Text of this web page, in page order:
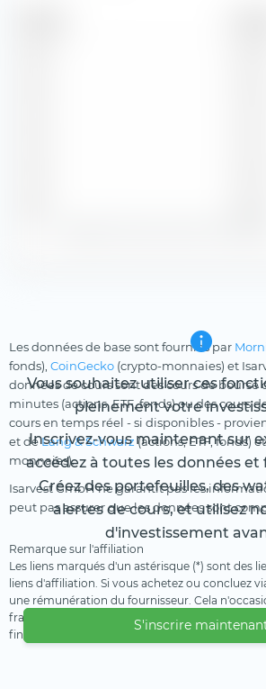
Vous souhaitez utiliser ces
pleinement votre
Inscrivez-vous maintenant sur
accédez à toutes les données
Créez des portefeuilles, des
alertes de cours, et utilisez
d'investissement
S'inscrire
Les données de base sont fournies par
fonds), CoinGecko (crypto-monnaies) et
données de cours sont des cours de bourse
minutes (actions, ETF, fonds) ou des cours
cours en temps réel - si disponibles -
et deLang & Schwarz(actions, ETF, fonds)
monnaies).
Isarvest GmbH ne garantit pas les
peut pas assurer que les données sont
Remarque sur l'affiliation
Les liens marqués d'un astérisque (*) sont des
liens d'affiliation. Si vous achetez ou concluez
une rémunération du fournisseur. Cela
frais supplémentaire pour vous. Nous utilisons
financer notre offre gratuite. Nous vous